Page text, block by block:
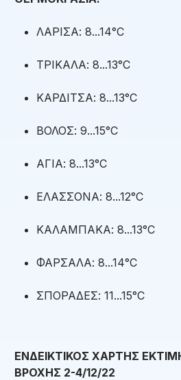
ΛΑΡΙΣΑ: 8...14°C
ΤΡΙΚΑΛΑ: 8...13°C
ΚΑΡΔΙΤΣΑ: 8...13°C
ΒΟΛΟΣ: 9...15°C
ΑΓΙΑ: 8...13°C
ΕΛΑΣΣΟΝΑ: 8...12°C
ΚΑΛΑΜΠΑΚΑ: 8...13°C
ΦΑΡΣΑΛΑ: 8...14°C
ΣΠΟΡΑΔΕΣ: 11...15°C
ΕΝΔΕΙΚΤΙΚΟΣ ΧΑΡΤΗΣ
ΒΡΟΧΗΣ 2-4/12/22